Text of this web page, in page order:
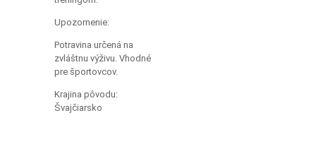
Upozornenie:
Potravina určená na
zvláštnu výživu. Vhodné
pre športovcov.
Krajina pôvodu:
Švajčiarsko